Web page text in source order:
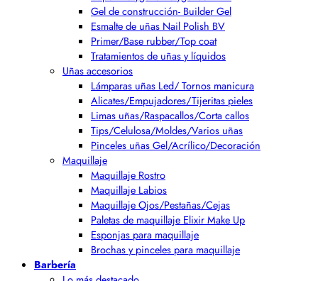
Gel de construcción- Builder Gel
Esmalte de uñas Nail Polish BV
Primer/Base rubber/Top coat
Tratamientos de uñas y líquidos
Uñas accesorios
Lámparas uñas Led/ Tornos manicura
Alicates/Empujadores/Tijeritas pieles
Limas uñas/Raspacallos/Corta callos
Tips/Celulosa/Moldes/Varios uñas
Pinceles uñas Gel/Acrílico/Decoración
Maquillaje
Maquillaje Rostro
Maquillaje Labios
Maquillaje Ojos/Pestañas/Cejas
Paletas de maquillaje Elixir Make Up
Esponjas para maquillaje
Brochas y pinceles para maquillaje
Barbería